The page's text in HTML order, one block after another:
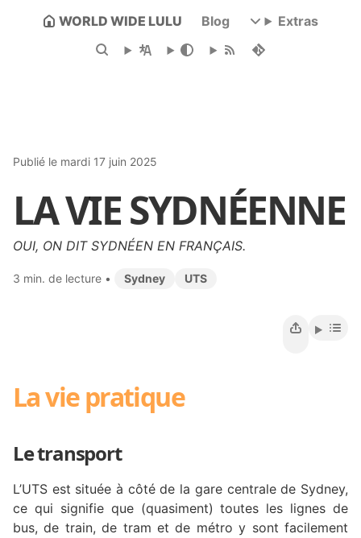
WORLD WIDE LULU Blog Extras
Publié le mardi 17 juin 2025
LA VIE SYDNÉENNE
OUI, ON DIT SYDNÉEN EN FRANÇAIS.
3 min. de lecture • Sydney UTS
La vie pratique
Le transport
L’UTS est située à côté de la gare centrale de Sydney,
ce qui signifie que (quasiment) toutes les lignes de
bus, de train, de tram et de métro y sont facilement